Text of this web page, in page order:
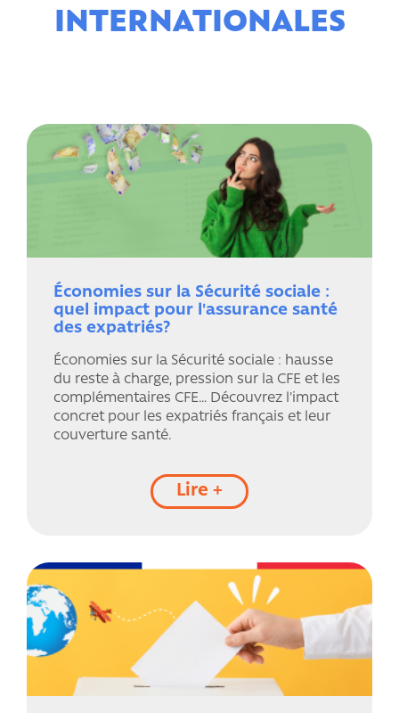
INTERNATIONALES
Économies sur la Sécurité sociale :
quel impact pour l'assurance santé
des expatriés?
Économies sur la Sécurité sociale : hausse
du reste à charge, pression sur la CFE et les
complémentaires CFE… Découvrez l'impact
concret pour les expatriés français et leur
couverture santé.
Lire +